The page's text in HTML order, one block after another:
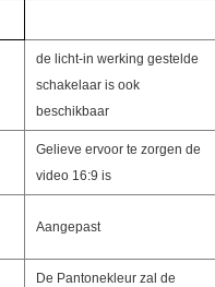
de licht-in werking gestelde
schakelaar is ook
beschikbaar
Gelieve ervoor te zorgen de
video 16:9 is
Aangepast
De Pantonekleur zal de